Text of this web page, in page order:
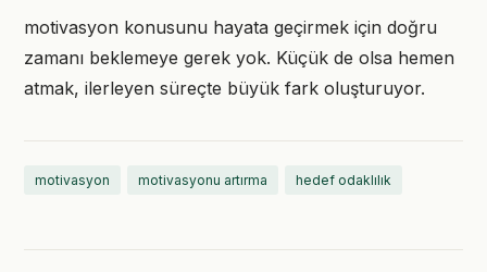
motivasyon konusunu hayata geçirmek için doğru
zamanı beklemeye gerek yok. Küçük de olsa hemen
atmak, ilerleyen süreçte büyük fark oluşturuyor.
motivasyon motivasyonu artırma hedef odaklılık